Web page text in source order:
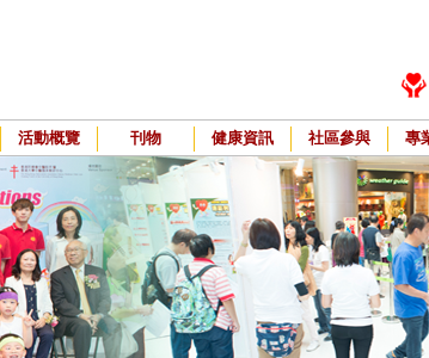
活動概覽 刊物 健康資訊 社區參與 專